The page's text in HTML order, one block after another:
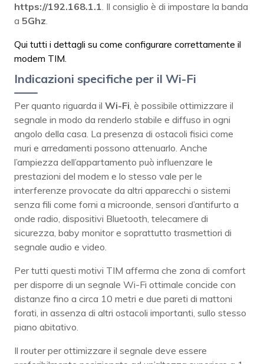
https://192.168.1.1. Il consiglio è di impostare la banda
a 5Ghz.
Qui tutti i dettagli su come configurare correttamente il
modem TIM.
Indicazioni specifiche per il Wi-Fi
Per quanto riguarda il Wi-Fi, è possibile ottimizzare il
segnale in modo da renderlo stabile e diffuso in ogni
angolo della casa. La presenza di ostacoli fisici come
muri e arredamenti possono attenuarlo. Anche
l’ampiezza dell’appartamento può influenzare le
prestazioni del modem e lo stesso vale per le
interferenze provocate da altri apparecchi o sistemi
senza fili come forni a microonde, sensori d’antifurto a
onde radio, dispositivi Bluetooth, telecamere di
sicurezza, baby monitor e soprattutto trasmettiori di
segnale audio e video.
Per tutti questi motivi TIM afferma che zona di comfort
per disporre di un segnale Wi-Fi ottimale concide con
distanze fino a circa 10 metri e due pareti di mattoni
forati, in assenza di altri ostacoli importanti, sullo stesso
piano abitativo.
Il router per ottimizzare il segnale deve essere